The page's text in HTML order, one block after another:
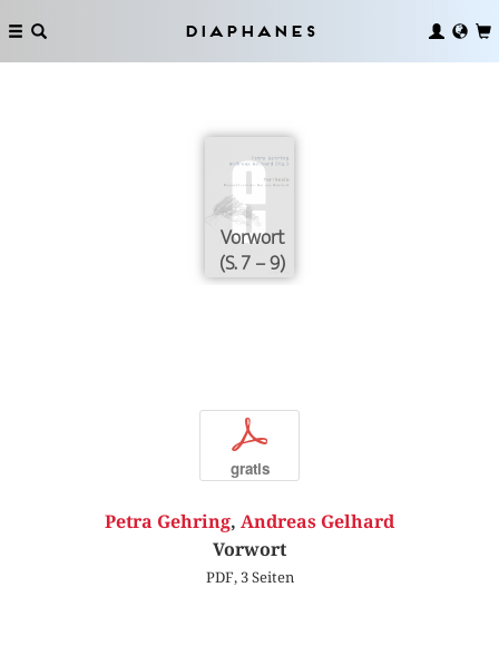
Diaphanes
Vorwort
(S. 7 – 9)
p
gratis
Petra Gehring, Andreas Gelhard
Vorwort
PDF, 3 Seiten